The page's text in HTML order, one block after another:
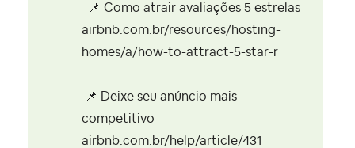
📌 Como atrair avaliações 5 estrelas
airbnb.com.br/resources/hosting-
homes/a/how-to-attract-5-star-r
📌
Deixe seu anúncio mais
competitivo
airbnb.com.br/help/article/431